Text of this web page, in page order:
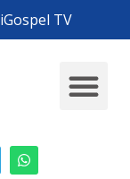
iGospel TV